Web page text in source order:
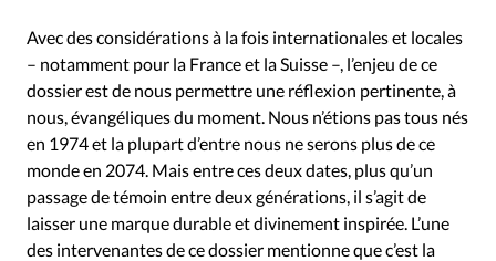
Avec des considérations à la fois internationales et locales
– notamment pour la France et la Suisse –, l’enjeu de ce
dossier est de nous permettre une réflexion pertinente, à
nous, évangéliques du moment. Nous n’étions pas tous nés
en 1974 et la plupart d’entre nous ne serons plus de ce
monde en 2074. Mais entre ces deux dates, plus qu’un
passage de témoin entre deux générations, il s’agit de
laisser une marque durable et divinement inspirée. L’une
des intervenantes de ce dossier mentionne que c’est la